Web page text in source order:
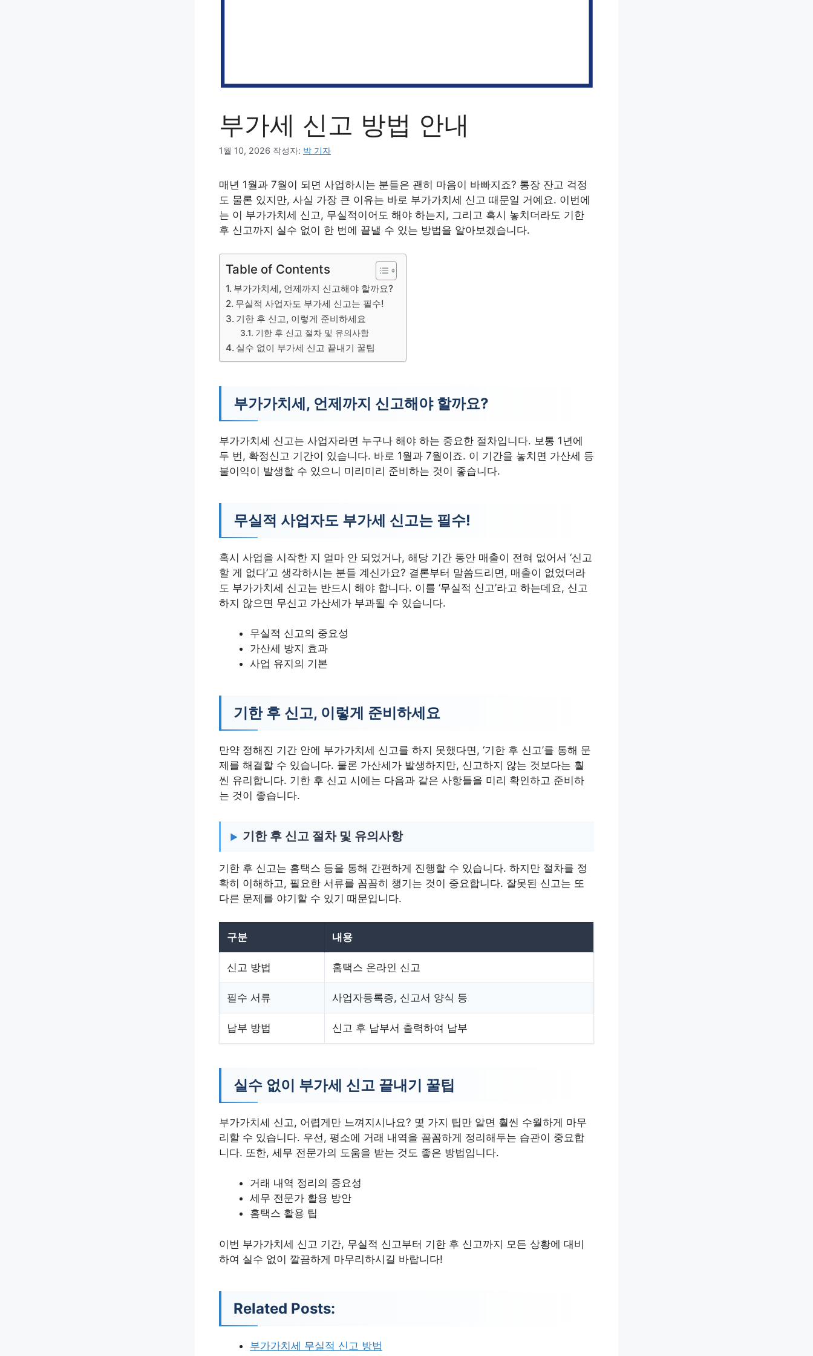
부가세 신고 방법 안내
1월 10, 2026 작성자: 박 기자
매년 1월과 7월이 되면 사업하시는 분들은 괜히 마음이 바빠지죠? 통장 잔고 걱정
도 물론 있지만, 사실 가장 큰 이유는 바로 부가가치세 신고 때문일 거예요. 이번에
는 이 부가가치세 신고, 무실적이어도 해야 하는지, 그리고 혹시 놓치더라도 기한
후 신고까지 실수 없이 한 번에 끝낼 수 있는 방법을 알아보겠습니다.
Table of Contents
부가가치세, 언제까지 신고해야 할까요?
무실적 사업자도 부가세 신고는 필수!
기한 후 신고, 이렇게 준비하세요
기한 후 신고 절차 및 유의사항
실수 없이 부가세 신고 끝내기 꿀팁
부가가치세, 언제까지 신고해야 할까요?
부가가치세 신고는 사업자라면 누구나 해야 하는 중요한 절차입니다. 보통 1년에
두 번, 확정신고 기간이 있습니다. 바로 1월과 7월이죠. 이 기간을 놓치면 가산세 등
불이익이 발생할 수 있으니 미리미리 준비하는 것이 좋습니다.
무실적 사업자도 부가세 신고는 필수!
혹시 사업을 시작한 지 얼마 안 되었거나, 해당 기간 동안 매출이 전혀 없어서 ‘신고
할 게 없다’고 생각하시는 분들 계신가요? 결론부터 말씀드리면, 매출이 없었더라
도 부가가치세 신고는 반드시 해야 합니다. 이를 ‘무실적 신고’라고 하는데요, 신고
하지 않으면 무신고 가산세가 부과될 수 있습니다.
무실적 신고의 중요성
가산세 방지 효과
사업 유지의 기본
기한 후 신고, 이렇게 준비하세요
만약 정해진 기간 안에 부가가치세 신고를 하지 못했다면, ‘기한 후 신고’를 통해 문
제를 해결할 수 있습니다. 물론 가산세가 발생하지만, 신고하지 않는 것보다는 훨
씬 유리합니다. 기한 후 신고 시에는 다음과 같은 사항들을 미리 확인하고 준비하
는 것이 좋습니다.
기한 후 신고 절차 및 유의사항
기한 후 신고는 홈택스 등을 통해 간편하게 진행할 수 있습니다. 하지만 절차를 정
확히 이해하고, 필요한 서류를 꼼꼼히 챙기는 것이 중요합니다. 잘못된 신고는 또
다른 문제를 야기할 수 있기 때문입니다.
구분 내용
신고 방법 홈택스 온라인 신고
필수 서류 사업자등록증, 신고서 양식 등
납부 방법 신고 후 납부서 출력하여 납부
실수 없이 부가세 신고 끝내기 꿀팁
부가가치세 신고, 어렵게만 느껴지시나요? 몇 가지 팁만 알면 훨씬 수월하게 마무
리할 수 있습니다. 우선, 평소에 거래 내역을 꼼꼼하게 정리해두는 습관이 중요합
니다. 또한, 세무 전문가의 도움을 받는 것도 좋은 방법입니다.
거래 내역 정리의 중요성
세무 전문가 활용 방안
홈택스 활용 팁
이번 부가가치세 신고 기간, 무실적 신고부터 기한 후 신고까지 모든 상황에 대비
하여 실수 없이 깔끔하게 마무리하시길 바랍니다!
Related Posts:
부가가치세 무실적 신고 방법